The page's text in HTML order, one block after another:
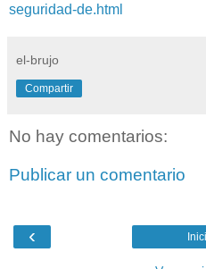
seguridad-de.html
el-brujo
Compartir
No hay comentarios:
Publicar un comentario
‹